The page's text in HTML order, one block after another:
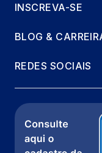
INSCREVA-SE
BLOG &
REDES SOCIAIS